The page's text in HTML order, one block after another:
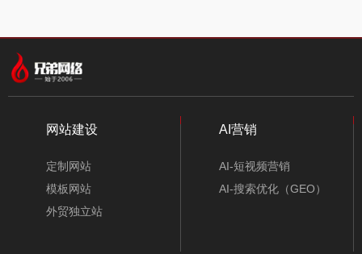
网站建设
定制网站
模板网站
外贸独立站
AI营销
AI-短视频营销
AI-搜索优化（GEO）